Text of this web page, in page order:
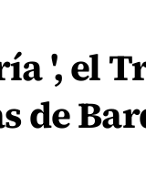
', el
de